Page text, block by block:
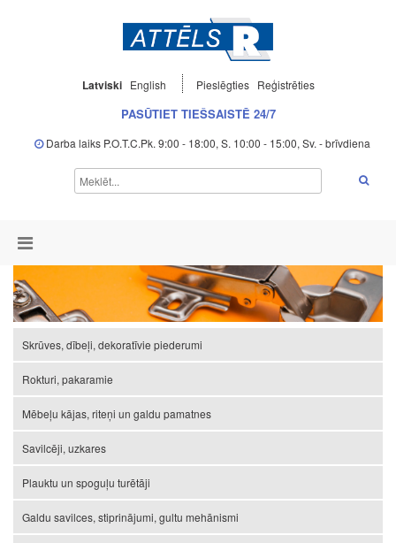
Latviski English Pieslēgties Reģistrēties
PASŪTIET TIEŠSAISTĒ 24/7
Darba laiks P.O.T.C.Pk. 9:00 - 18:00, S. 10:00 - 15:00, Sv. - brīvdiena
Skrūves, dībeļi, dekoratīvie piederumi
Rokturi, pakaramie
Mēbeļu kājas, riteņi un galdu pamatnes
Savilcēji, uzkares
Plauktu un spoguļu turētāji
Galdu savilces, stiprinājumi, gultu mehānismi